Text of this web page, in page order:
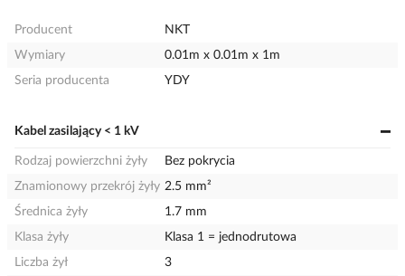
Producent
NKT
Wymiary
0.01m x 0.01m x 1m
Seria producenta
YDY
Kabel zasilający < 1 kV
Rodzaj powierzchni żyły
Bez pokrycia
Znamionowy przekrój żyły 2.5 mm²
Średnica żyły
1.7 mm
Klasa żyły
Klasa 1 = jednodrutowa
Liczba żył
3